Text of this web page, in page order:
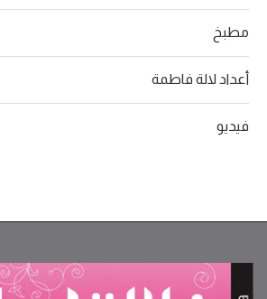
مطبخ
أعداد لالة فاطمة
فيديو